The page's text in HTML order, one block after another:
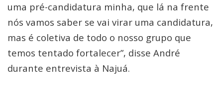
uma pré-candidatura minha, que lá na frente
nós vamos saber se vai virar uma candidatura,
mas é coletiva de todo o nosso grupo que
temos tentado fortalecer”, disse André
durante entrevista à Najuá.